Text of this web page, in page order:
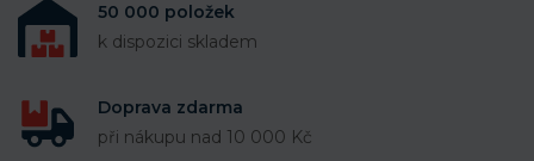
50 000 položek
k dispozici skladem
Doprava zdarma
při nákupu nad 10 000 Kč